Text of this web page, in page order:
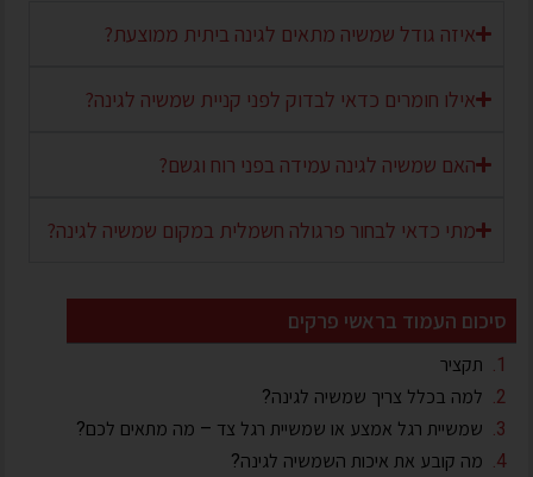
איזה גודל שמשיה מתאים לגינה ביתית ממוצעת?
אילו חומרים כדאי לבדוק לפני קניית שמשיה לגינה?
האם שמשיה לגינה עמידה בפני רוח וגשם?
מתי כדאי לבחור פרגולה חשמלית במקום שמשיה לגינה?
סיכום העמוד בראשי פרקים
תקציר
למה בכלל צריך שמשיה לגינה?
שמשיית רגל אמצע או שמשיית רגל צד – מה מתאים לכם?
מה קובע את איכות השמשיה לגינה?